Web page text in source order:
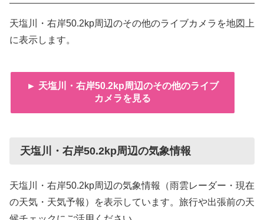
天塩川・右岸50.2kp周辺のその他のライブカメラを地図上
に表示します。
► 天塩川・右岸50.2kp周辺のその他のライブ
カメラを見る
天塩川・右岸50.2kp周辺の気象情報
天塩川・右岸50.2kp周辺の気象情報（雨雲レーダー・現在
の天気・天気予報）を表示しています。旅行や出張前の天